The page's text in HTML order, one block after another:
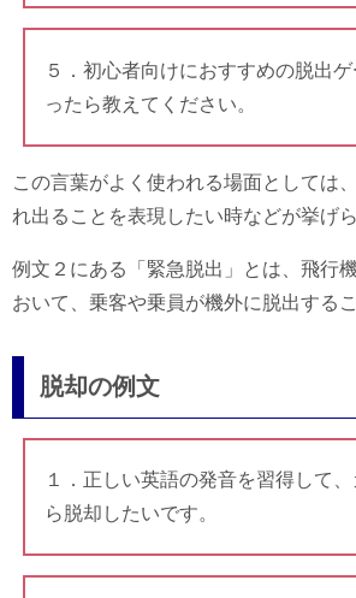
５．初心者向けにおすすめの脱出
ったら教えてください。
この言葉がよく使われる場面としては
れ出ることを表現したい時などが挙げら
例文２にある「緊急脱出」とは、飛行
おいて、乗客や乗員が機外に脱出する
脱却の例文
１．正しい英語の発音を習得して
ら脱却したいです。